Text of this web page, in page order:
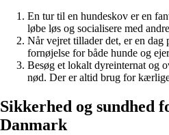
En tur til en hundeskov er en
løbe løs og socialisere med
Når vejret tillader det, er en dag
fornøjelse for både hunde og
Besøg et lokalt dyreinternat og
nød. Der er altid brug for
Sikkerhed og sundhed
Danmark